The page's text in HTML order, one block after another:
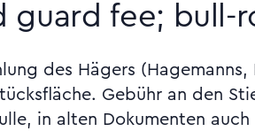
guard fee; bull-
des Hägers (Hagemanns,
Gebühr an den
in alten Dokumenten auch